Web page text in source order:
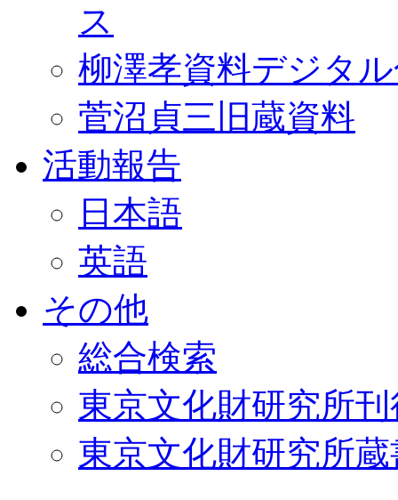
ス
柳澤孝資料デジタ
菅沼貞三旧蔵資料
活動報告
日本語
英語
その他
総合検索
東京文化財研究所
東京文化財研究所